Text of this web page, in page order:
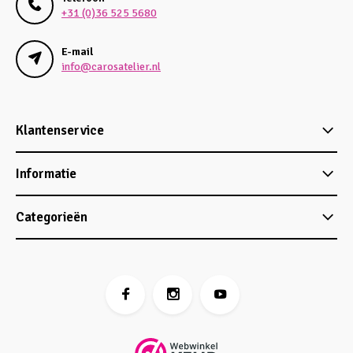
+31 (0)36 525 5680
E-mail
info@carosatelier.nl
Klantenservice
Informatie
Categorieën